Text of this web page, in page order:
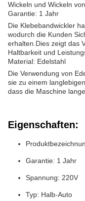
Wickeln und Wickeln
Garantie: 1 Jahr
Die Klebebandwickler
wodurch die Kunden
erhalten.Dies zeigt das
Haltbarkeit und
Material: Edelstahl
Die Verwendung von
sie zu einem
dass die Maschine
Eigenschaften:
Garantie: 1 Jahr
Spannung: 220V
Typ: Halb-Auto